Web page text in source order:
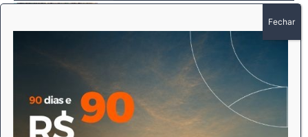
10 de agosto de 2026
Gerais
Intimação por Edital – Ofício nº 474 /2026
– EDER PAULO MARTINS DE CAMARGO
Redação 7 de agosto de 2026